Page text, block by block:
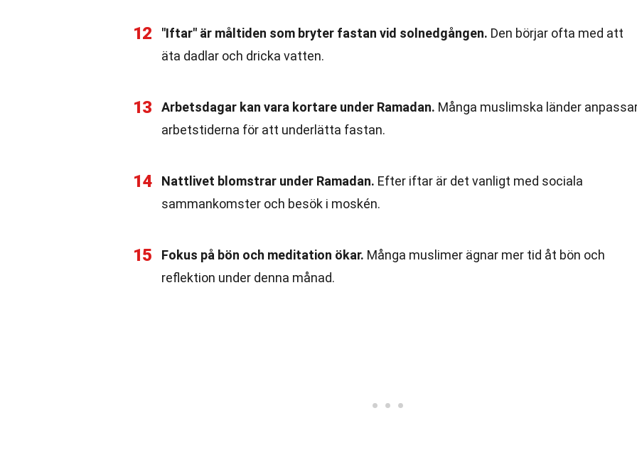
12 "Iftar" är måltiden som bryter fastan vid solnedgången. Den börjar ofta med att
äta dadlar och dricka vatten.
13 Arbetsdagar kan vara kortare under Ramadan. Många muslimska länder
arbetstiderna för att underlätta fastan.
14 Nattlivet blomstrar under Ramadan. Efter iftar är det vanligt med sociala
sammankomster och besök i moskén.
15 Fokus på bön och meditation ökar. Många muslimer ägnar mer tid åt bön och
reflektion under denna månad.